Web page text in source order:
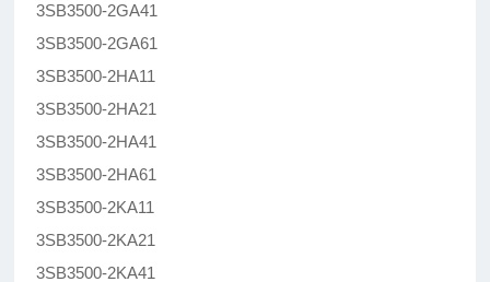
3SB3500-2GA41
3SB3500-2GA61
3SB3500-2HA11
3SB3500-2HA21
3SB3500-2HA41
3SB3500-2HA61
3SB3500-2KA11
3SB3500-2KA21
3SB3500-2KA41